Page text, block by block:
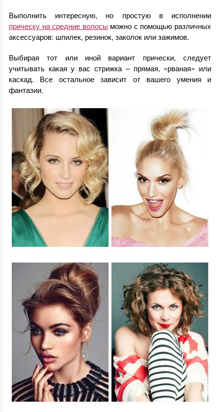
Выполнить интересную, но простую в исполнении
прическу на средние волосы можно с помощью различных
аксессуаров: шпилек, резинок, заколок или зажимов.
Выбирая тот или иной вариант прически, следует
учитывать какая у вас стрижка – прямая, «рваная» или
каскад. Все остальное зависит от вашего умения и
фантазии.